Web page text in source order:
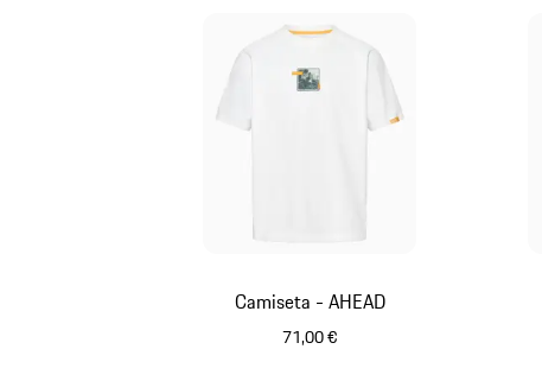
Camiseta - AHEAD
71,00 €